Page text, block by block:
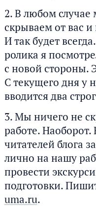
В любом случае
скрываем от вас
И так будет
ролика я
с новой стороны.
С текущего дня у
вводится два
Мы ничего не
работе. Наоборот.
читателей блога
лично на нашу
провести
подготовки.
uma.ru.